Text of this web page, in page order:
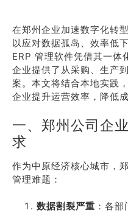
在郑州企业加速数字化转
以应对数据孤岛、效率低
ERP 管理软件凭借其一体
企业提供了从采购、生产
案。本文将结合本地实践
企业提升运营效率，降低
一、郑州公司企
求
作为中原经济核心城市，
管理难题：
数据割裂严重 ：各